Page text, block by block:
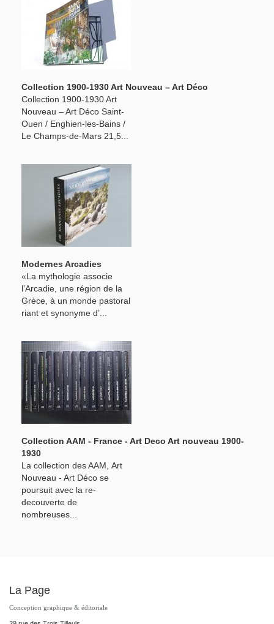
Collection 1900-1930 Art Nouveau – Art Déco
Collection 1900-1930 Art
Nouveau – Art Déco Saint-
Ouen / Enghien-les-Bains /
Le Champs-de-Mars 21,5...
Modernes Arcadies
«La mythologie associe
l’Arcadie, une région de la
Grèce, à un monde pastoral
riant et synonyme d’...
Collection AAM - France - Art Deco Art nouveau 1900-
1930
La collection des AAM, Art
Nouveau - Art Déco se
poursuit avec la re-
decouverte de
nombreuses...
La Page
Conception graphique & éditoriale